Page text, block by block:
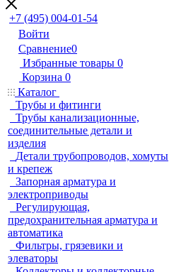
+7 (495) 004-01-54
Войти
Сравнение0
Избранные товары 0
Корзина 0
Каталог
Трубы и фитинги
Трубы канализационные,
соединительные детали и
изделия
Детали трубопроводов, хомуты
и крепеж
Запорная арматура и
электроприводы
Регулирующая,
предохранительная арматура и
автоматика
Фильтры, грязевики и
элеваторы